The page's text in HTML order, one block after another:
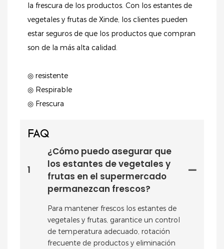
la frescura de los productos. Con los estantes de
vegetales y frutas de Xinde, los clientes pueden
estar seguros de que los productos que compran
son de la más alta calidad.
◎ resistente
◎ Respirable
◎ Frescura
FAQ
1
¿Cómo puedo asegurar que
los estantes de vegetales y
frutas en el supermercado
permanezcan frescos?
Para mantener frescos los estantes de
vegetales y frutas, garantice un control
de temperatura adecuado, rotación
frecuente de productos y eliminación